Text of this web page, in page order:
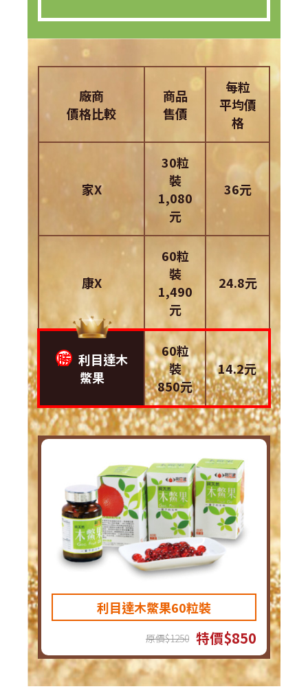
廠商
價格比較
商品
售價
每粒
平均價
格
家X
30粒
裝
1,080
元
36元
康X
60粒
裝
1,490
元
24.8元
勝 利目達木
鱉果
60粒
裝
850元
14.2元
利目達木鱉果60粒裝
原價$1250 特價$850